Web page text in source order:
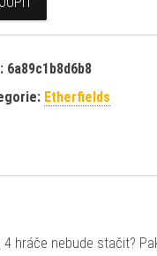
6a89c1b8d6b8
Etherfields
hráče nebude stačit?